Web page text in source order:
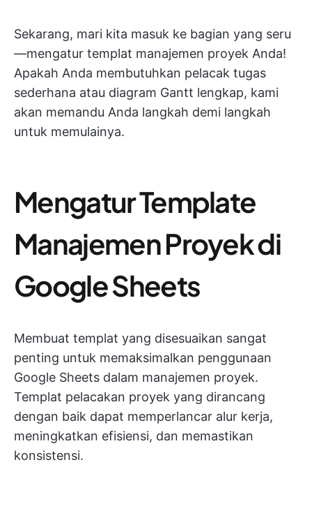
Sekarang, mari kita masuk ke bagian yang seru
—mengatur templat manajemen proyek Anda!
Apakah Anda membutuhkan pelacak tugas
sederhana atau diagram Gantt lengkap, kami
akan memandu Anda langkah demi langkah
untuk memulainya.
Mengatur Template
Manajemen Proyek di
Google Sheets
Membuat templat yang disesuaikan sangat
penting untuk memaksimalkan penggunaan
Google Sheets dalam manajemen proyek.
Templat pelacakan proyek yang dirancang
dengan baik dapat memperlancar alur kerja,
meningkatkan efisiensi, dan memastikan
konsistensi.